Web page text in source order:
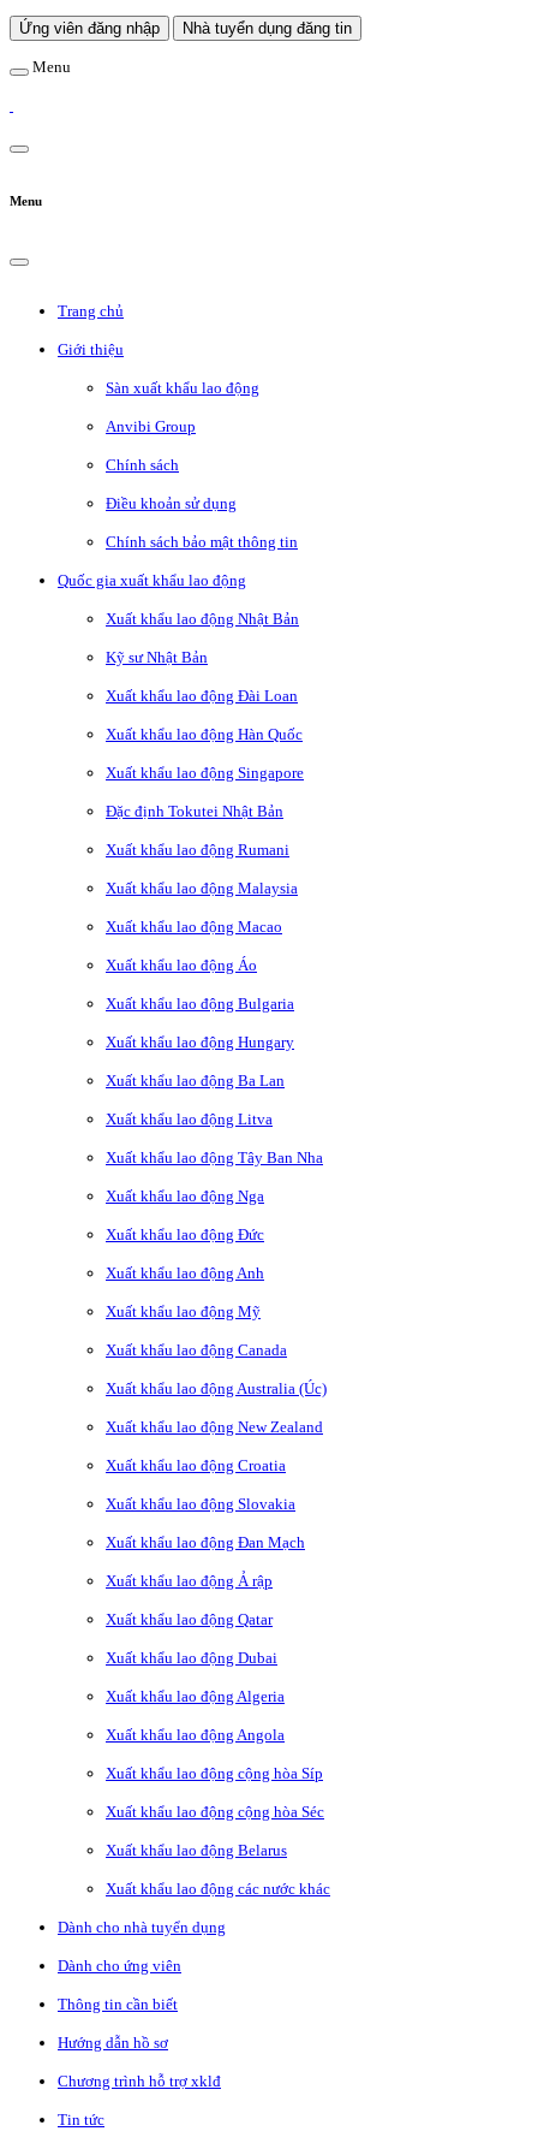
Ứng viên đăng nhập Nhà tuyển dụng đăng tin
Menu
Menu
Trang chủ
Giới thiệu
Sàn xuất khẩu lao động
Anvibi Group
Chính sách
Điều khoản sử dụng
Chính sách bảo mật thông tin
Quốc gia xuất khẩu lao động
Xuất khẩu lao động Nhật Bản
Kỹ sư Nhật Bản
Xuất khẩu lao động Đài Loan
Xuất khẩu lao động Hàn Quốc
Xuất khẩu lao động Singapore
Đặc định Tokutei Nhật Bản
Xuất khẩu lao động Rumani
Xuất khẩu lao động Malaysia
Xuất khẩu lao động Macao
Xuất khẩu lao động Áo
Xuất khẩu lao động Bulgaria
Xuất khẩu lao động Hungary
Xuất khẩu lao động Ba Lan
Xuất khẩu lao động Litva
Xuất khẩu lao động Tây Ban Nha
Xuất khẩu lao động Nga
Xuất khẩu lao động Đức
Xuất khẩu lao động Anh
Xuất khẩu lao động Mỹ
Xuất khẩu lao động Canada
Xuất khẩu lao động Australia (Úc)
Xuất khẩu lao động New Zealand
Xuất khẩu lao động Croatia
Xuất khẩu lao động Slovakia
Xuất khẩu lao động Đan Mạch
Xuất khẩu lao động Ả rập
Xuất khẩu lao động Qatar
Xuất khẩu lao động Dubai
Xuất khẩu lao động Algeria
Xuất khẩu lao động Angola
Xuất khẩu lao động cộng hòa Síp
Xuất khẩu lao động cộng hòa Séc
Xuất khẩu lao động Belarus
Xuất khẩu lao động các nước khác
Dành cho nhà tuyển dụng
Dành cho ứng viên
Thông tin cần biết
Hướng dẫn hồ sơ
Chương trình hỗ trợ xklđ
Tin tức